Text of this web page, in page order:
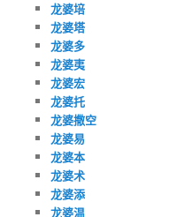
龙婆培
龙婆塔
龙婆多
龙婆夷
龙婆宏
龙婆托
龙婆撒空
龙婆易
龙婆本
龙婆术
龙婆添
龙婆温